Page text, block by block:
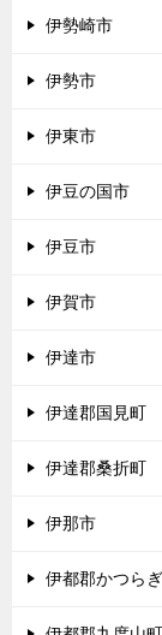
伊勢崎市
伊勢市
伊東市
伊豆の国市
伊豆市
伊賀市
伊達市
伊達郡国見町
伊達郡桑折町
伊那市
伊都郡かつら